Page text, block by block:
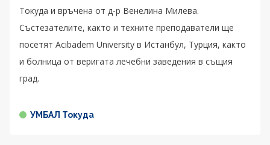
Токуда и връчена от д-р Венелина Милева.
Състезателите, както и техните преподаватели ще
посетят Acibadem University в Истанбул, Турция, както
и болница от веригата лечебни заведения в същия
град.
УМБАЛ Токуда